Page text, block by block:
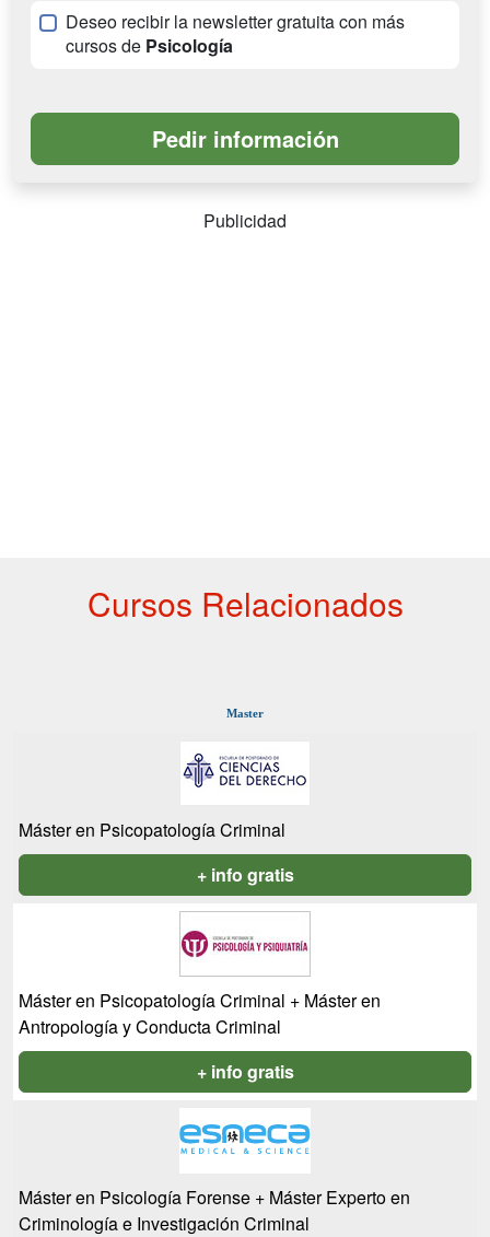
Deseo recibir la newsletter gratuita con más
cursos de Psicología
Publicidad
Cursos Relacionados
Master
Máster en Psicopatología Criminal
+ info gratis
Máster en Psicopatología Criminal + Máster en
Antropología y Conducta Criminal
+ info gratis
Máster en Psicología Forense + Máster Experto en
Criminología e Investigación Criminal